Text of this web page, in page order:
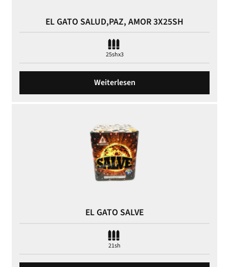
EL GATO SALUD,PAZ, AMOR 3X25SH
25shx3
Weiterlesen
EL GATO SALVE
21sh